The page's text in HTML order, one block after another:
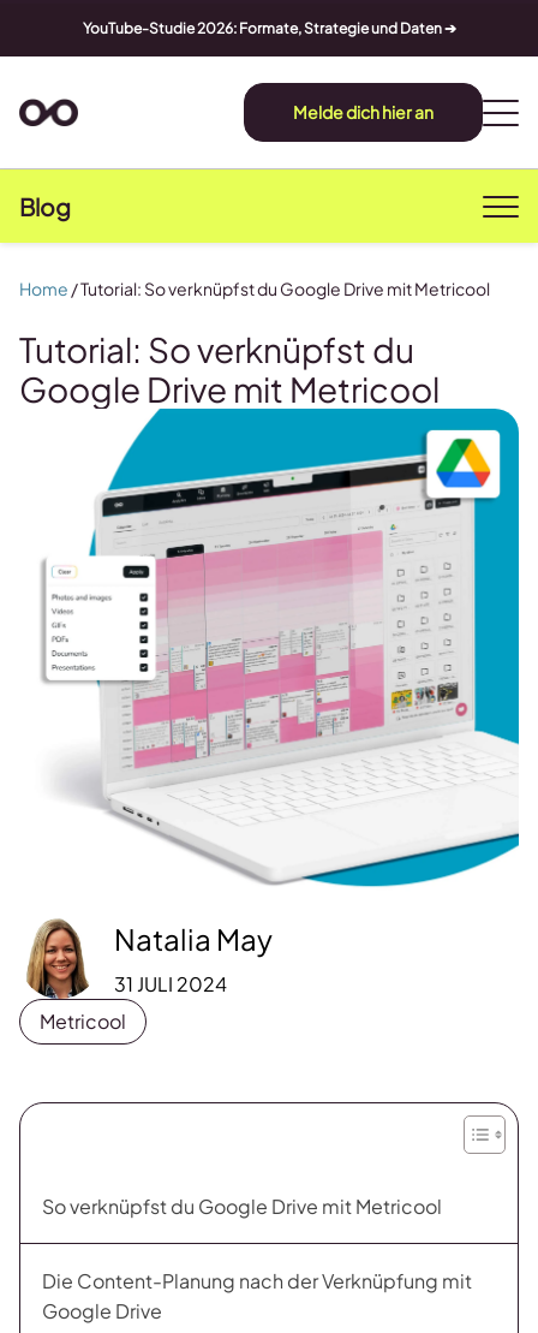
YouTube-Studie 2026: Formate, Strategie und Daten ➔
Melde dich hier an
Blog
Tutorial: So verknüpfst du
Google Drive mit Metricool
Natalia May
31 JULI 2024
Metricool
Home /Tutorial: So verknüpfst du Google Drive mit Metricool
So verknüpfst du Google Drive mit Metricool
Die Content-Planung nach der Verknüpfung mit
Google Drive